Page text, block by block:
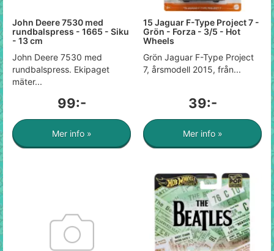
John Deere 7530 med
rundbalspress - 1665 - Siku
- 13 cm
John Deere 7530 med
rundbalspress. Ekipaget
mäter...
99:-
Mer info »
15 Jaguar F-Type Project 7 -
Grön - Forza - 3/5 - Hot
Wheels
Grön Jaguar F-Type Project
7, årsmodell 2015, från...
39:-
Mer info »